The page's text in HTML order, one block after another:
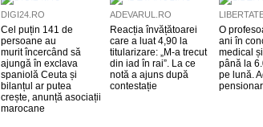
DIGI24.RO
Cel puțin 141 de
persoane au
murit încercând să
ajungă în exclava
spaniolă Ceuta și
bilanțul ar putea
crește, anunță asociații
marocane
ADEVARUL.RO
Reacția învățătoarei
care a luat 4,90 la
titularizare: „M-a trecut
din iad în rai”. La ce
notă a ajuns după
contestație
O
ani în
medical
până la
pe lună.